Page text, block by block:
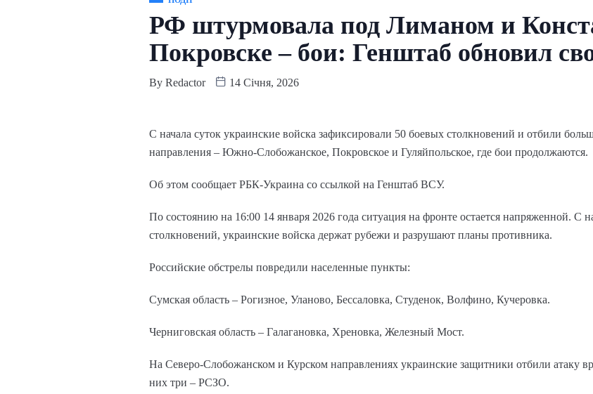
РФ штурмовала под Лиманом и
Покровске – бои: Генштаб обновил
By Redactor 14 Січня, 2026
С начала суток украинские войска зафиксировали 50 боевых столкновений и отбили
направления – Южно-Слобожанское, Покровское и Гуляйпольское, где бои продолжаются.
Об этом сообщает РБК-Украина со ссылкой на Генштаб ВСУ.
По состоянию на 16:00 14 января 2026 года ситуация на фронте остается напряженной. С
столкновений, украинские войска держат рубежи и разрушают планы противника.
Российские обстрелы повредили населенные пункты:
Сумская область – Рогизное, Уланово, Бессаловка, Студенок, Волфино, Кучеровка.
Черниговская область – Галагановка, Хреновка, Железный Мост.
На Северо-Слобожанском и Курском направлениях украинские защитники отбили атаку
них три – РСЗО.